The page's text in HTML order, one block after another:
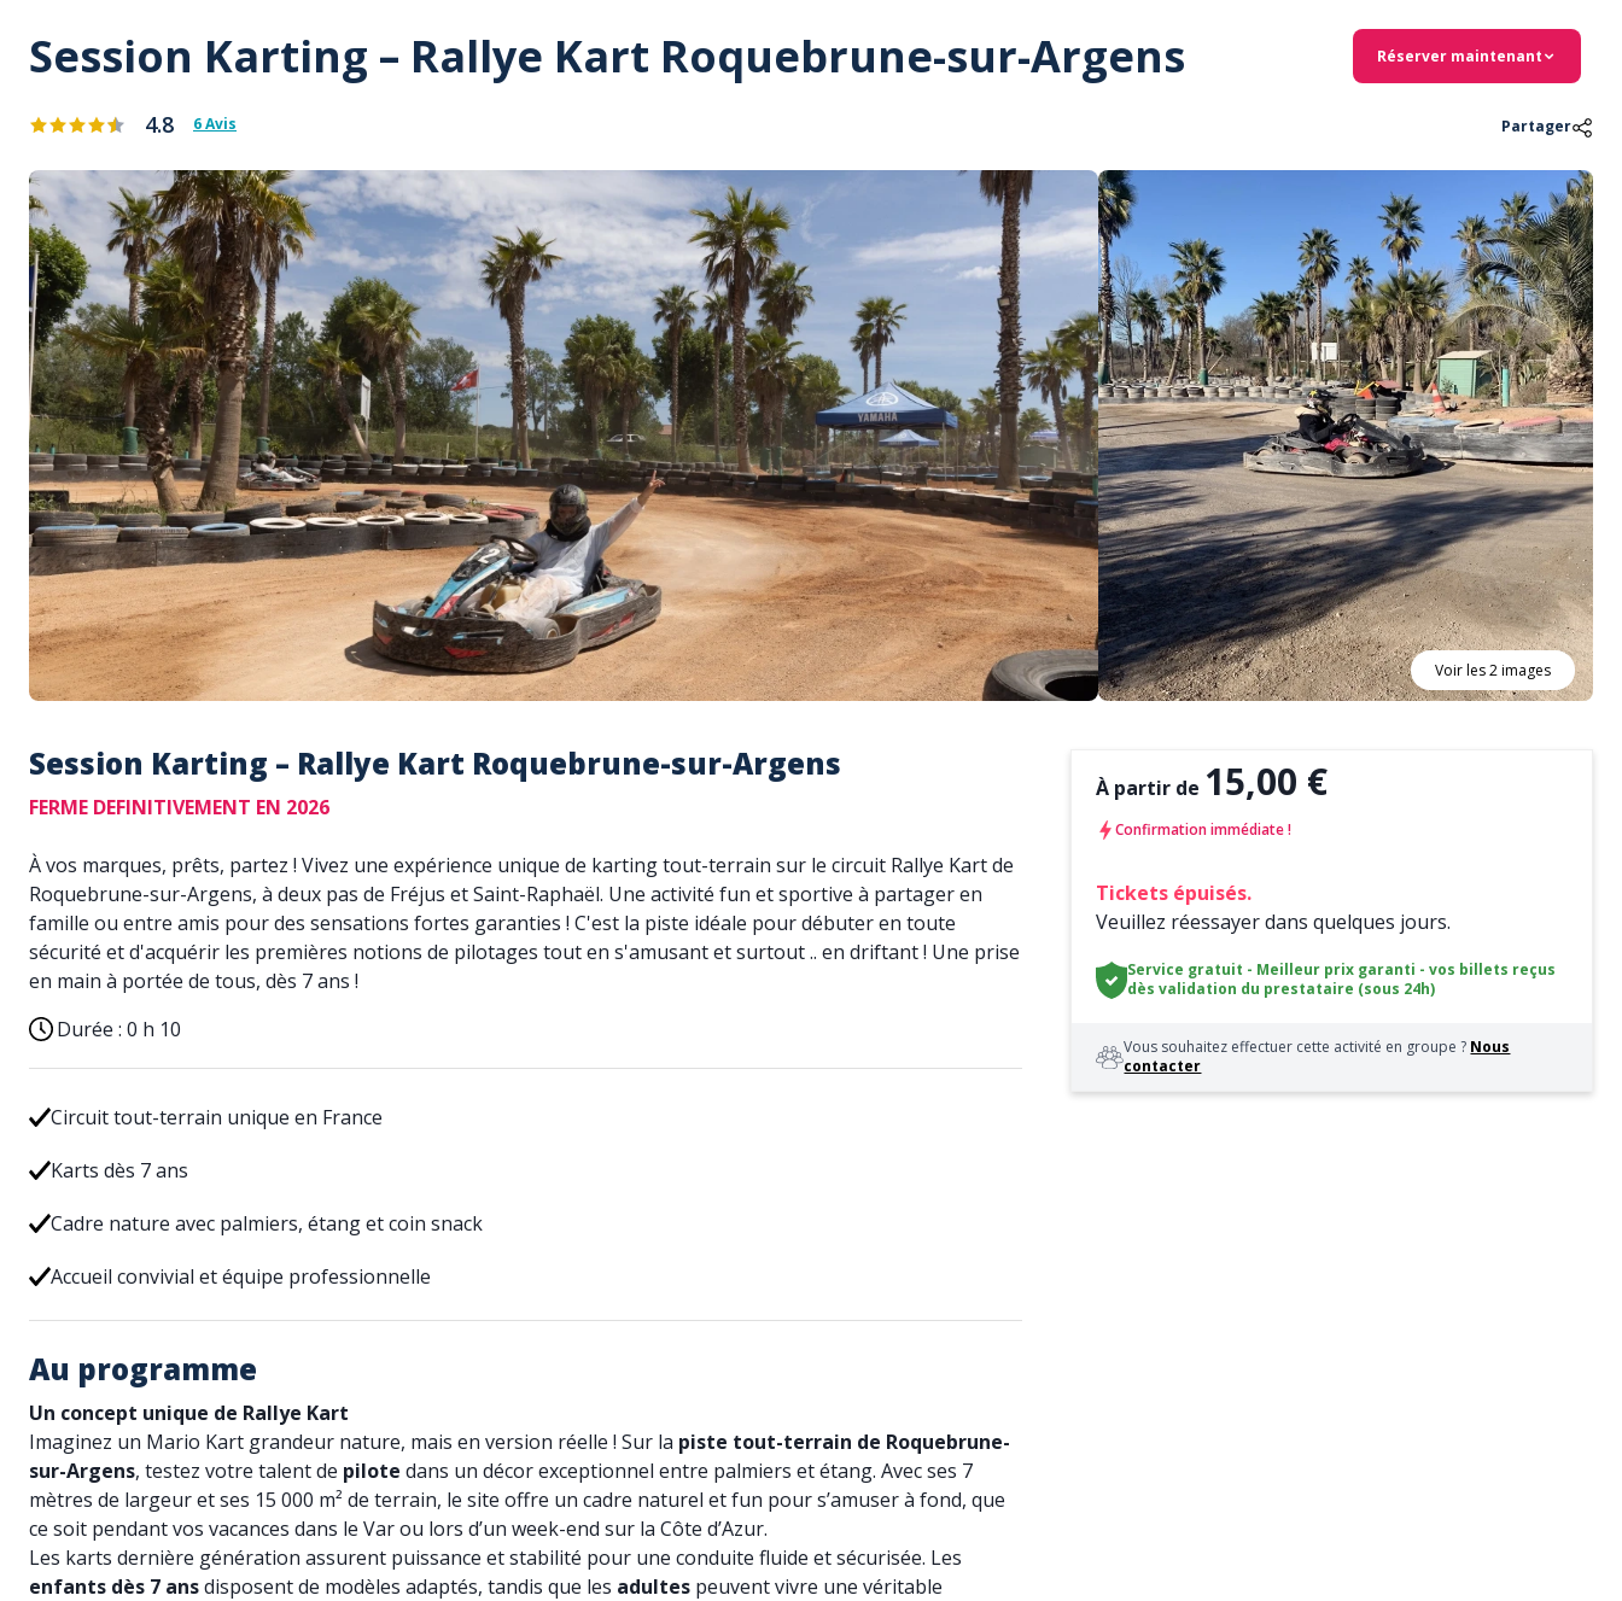
Session Karting – Rallye Kart Roquebrune-sur-Argens Réserver maintenant
4.8 6 Avis Partager
Voir les 2 images
Session Karting – Rallye Kart Roquebrune-sur-Argens
FERME DEFINITIVEMENT EN 2026
À vos marques, prêts, partez ! Vivez une expérience unique de karting tout-terrain sur le circuit Rallye Kart de
Roquebrune-sur-Argens, à deux pas de Fréjus et Saint-Raphaël. Une activité fun et sportive à partager en
famille ou entre amis pour des sensations fortes garanties ! C'est la piste idéale pour débuter en toute
sécurité et d'acquérir les premières notions de pilotages tout en s'amusant et surtout .. en driftant ! Une prise
en main à portée de tous, dès 7 ans !
Durée : 0 h 10
Circuit tout-terrain unique en France
Karts dès 7 ans
Cadre nature avec palmiers, étang et coin snack
Accueil convivial et équipe professionnelle
Au programme
Un concept unique de Rallye Kart
Imaginez un Mario Kart grandeur nature, mais en version réelle ! Sur la piste tout-terrain de Roquebrune-
sur-Argens, testez votre talent de pilote dans un décor exceptionnel entre palmiers et étang. Avec ses 7
mètres de largeur et ses 15 000 m² de terrain, le site offre un cadre naturel et fun pour s’amuser à fond, que
ce soit pendant vos vacances dans le Var ou lors d’un week-end sur la Côte d’Azur.
Les karts dernière génération assurent puissance et stabilité pour une conduite fluide et sécurisée. Les
enfants dès 7 ansdisposent de modèles adaptés, tandis que les adultes peuvent vivre une véritable
À partir de 15,00 €
Confirmation immédiate !
Tickets épuisés.
Veuillez réessayer dans quelques jours.
Service gratuit - Meilleur prix garanti - vos billets reçus
dès validation du prestataire (sous 24h)
Vous souhaitez effectuer cette activité en groupe ? Nous
contacter